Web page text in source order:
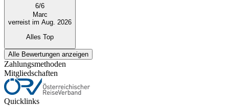
6/6
Marc
verreist im Aug. 2026
Alles Top
Alle Bewertungen anzeigen
Zahlungsmethoden
Mitgliedschaften
Quicklinks